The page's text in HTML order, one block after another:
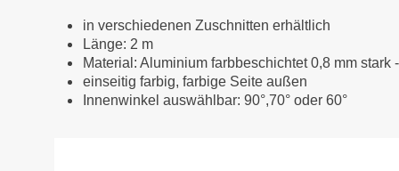
in verschiedenen Zuschnitten erhältlich
Länge: 2 m
Material: Aluminium farbbeschichtet 0,8 mm
einseitig farbig, farbige Seite außen
Innenwinkel auswählbar: 90°,70° oder 60°